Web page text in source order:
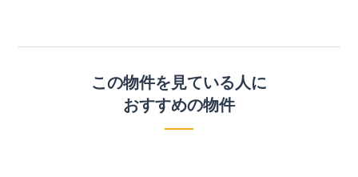
この物件を見ている人に
おすすめの物件